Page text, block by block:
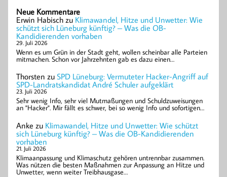
Neue Kommentare
Erwin Habisch zu Klimawandel, Hitze und Unwetter: Wie
schützt sich Lüneburg künftig? – Was die OB-
Kandidierenden vorhaben
29. Juli 2026
Wenn es um Grün in der Stadt geht, wollen scheinbar alle Parteien
mitmachen. Schon vor Jahrzehnten gab es dazu einen…
Thorsten zu SPD Lüneburg: Vermuteter Hacker-Angriff auf
SPD-Landratskandidat André Schuler aufgeklärt
23. Juli 2026
Sehr wenig Info, sehr viel Mutmaßungen und Schuldzuweisungen
an "Hacker". Mir fällt es schwer, bei so wenig Info und sofortigen…
Anke zu Klimawandel, Hitze und Unwetter: Wie schützt
sich Lüneburg künftig? – Was die OB-Kandidierenden
vorhaben
21. Juli 2026
Klimaanpassung und Klimaschutz gehören untrennbar zusammen.
Was nützen die besten Maßnahmen zur Anpassung an Hitze und
Unwetter, wenn weiter Treibhausgase…